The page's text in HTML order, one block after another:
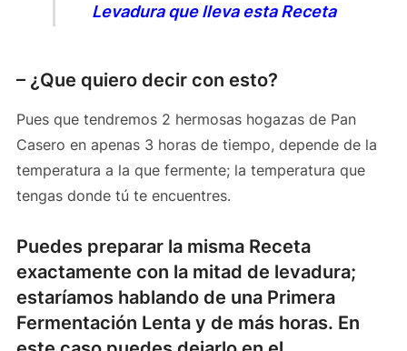
Levadura que lleva esta Receta
– ¿Que quiero decir con esto?
Pues que tendremos 2 hermosas hogazas de Pan
Casero en apenas 3 horas de tiempo, depende de la
temperatura a la que fermente; la temperatura que
tengas donde tú te encuentres.
Puedes preparar la misma Receta
exactamente con la mitad de levadura;
estaríamos hablando de una Primera
Fermentación Lenta y de más horas. En